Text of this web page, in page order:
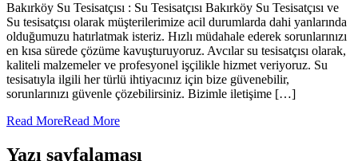
Bakırköy Su Tesisatçısı : Su Tesisatçısı Bakırköy Su Tesisatçısı ve
Su tesisatçısı olarak müşterilerimize acil durumlarda dahi yanlarında
olduğumuzu hatırlatmak isteriz. Hızlı müdahale ederek sorunlarınızı
en kısa sürede çözüme kavuşturuyoruz. Avcılar su tesisatçısı olarak,
kaliteli malzemeler ve profesyonel işçilikle hizmet veriyoruz. Su
tesisatıyla ilgili her türlü ihtiyacınız için bize güvenebilir,
sorunlarınızı güvenle çözebilirsiniz. Bizimle iletişime […]
Read MoreRead More
Yazı sayfalaması